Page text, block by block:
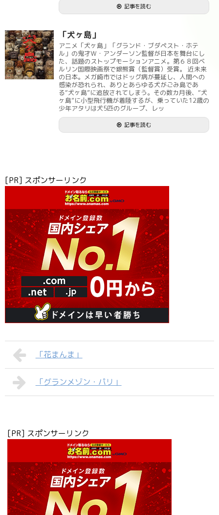
記事を読む
「犬ヶ島」
アニメ「犬ヶ島」「グランド・ブダペスト・ホテ
ル」の鬼才Ｗ・アンダーソン監督が日本を舞台にし
た、話題のストップモーションアニメ。第６８回ベ
ルリン国際映画祭で銀熊賞（監督賞）受賞。 近未来
の日本。メガ崎市ではドッグ病が蔓延し、人間への
感染が恐れられ、ありとあらゆる犬がごみ島であ
る“犬ヶ島”に追放されてしまう。その数カ月後、“犬
ヶ島”に小型飛行機が着陸するが、乗っていた12歳の
少年アタリは犬5匹のグループ、レッ
記事を読む
[PR] スポンサーリンク
「花まんま」
「グランメゾン・パリ」
[PR] スポンサーリンク